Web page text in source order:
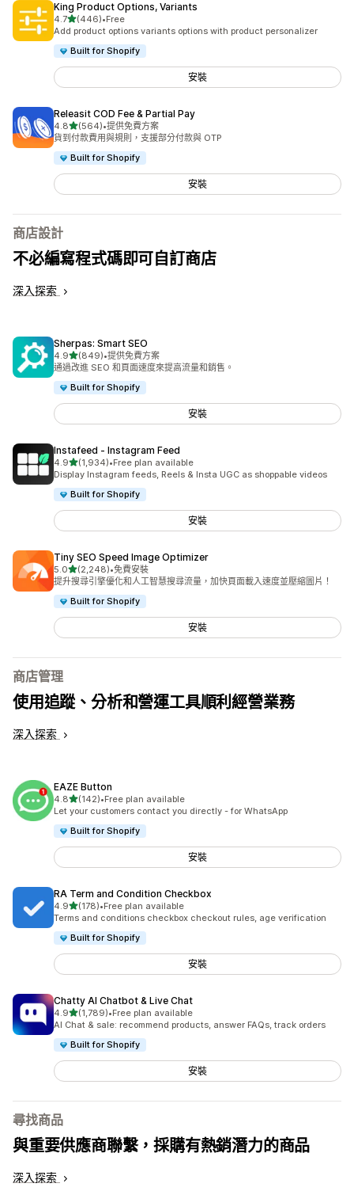
King Product Options, Variants
4.7滿分 5 顆星
(446)
共有 446 則評價
•Free
Add product options variants options with product personalizer
Built for Shopify
安裝
Releasit COD Fee & Partial Pay
4.8滿分 5 顆星
(564)
共有 564 則評價
•提供免費方案
貨到付款費用與規則，支援部分付款與 OTP
Built for Shopify
安裝
商店設計
不必編寫程式碼即可自訂商店
深入探索
Sherpas: Smart SEO
4.9滿分 5 顆星
(849)
共有 849 則評價
•提供免費方案
通過改進 SEO 和頁面速度來提高流量和銷售。
Built for Shopify
安裝
Instafeed ‑ Instagram Feed
4.9滿分 5 顆星
(1,934)
共有 1934 則評價
•Free plan available
Display Instagram feeds, Reels & Insta UGC as shoppable videos
Built for Shopify
安裝
Tiny SEO Speed Image Optimizer
5.0滿分 5 顆星
(2,248)
共有 2248 則評價
•免費安裝
提升搜尋引擎優化和人工智慧搜尋流量，加快頁面載入速度並壓縮圖片！
Built for Shopify
安裝
商店管理
使用追蹤、分析和營運工具順利經營業務
深入探索
EAZE Button
4.8滿分 5 顆星
(142)
共有 142 則評價
•Free plan available
Let your customers contact you directly - for WhatsApp
Built for Shopify
安裝
RA Term and Condition Checkbox
4.9滿分 5 顆星
(178)
共有 178 則評價
•Free plan available
Terms and conditions checkbox checkout rules, age verification
Built for Shopify
安裝
Chatty AI Chatbot & Live Chat
4.9滿分 5 顆星
(1,789)
共有 1789 則評價
•Free plan available
AI Chat & sale: recommend products, answer FAQs, track orders
Built for Shopify
安裝
尋找商品
與重要供應商聯繫，採購有熱銷潛力的商品
深入探索